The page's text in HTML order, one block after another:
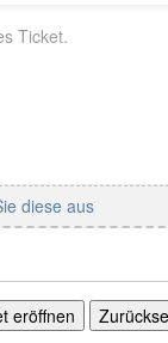
diese aus